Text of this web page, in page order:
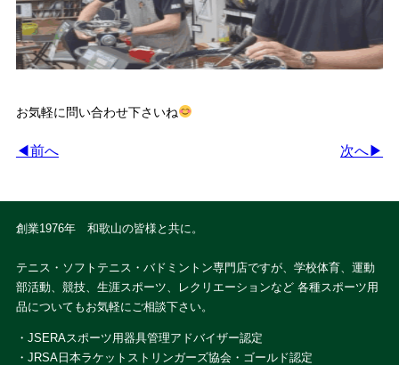
お気軽に問い合わせ下さいね
◀前へ 次へ▶
創業1976年 和歌山の皆様と共に。
テニス・ソフトテニス・バドミントン専門店ですが、学校体育、運動
部活動、競技、生涯スポーツ、レクリエーションなど 各種スポーツ用
品についてもお気軽にご相談下さい。
・JSERAスポーツ用器具管理アドバイザー認定
・JRSA日本ラケットストリンガーズ協会・ゴールド認定